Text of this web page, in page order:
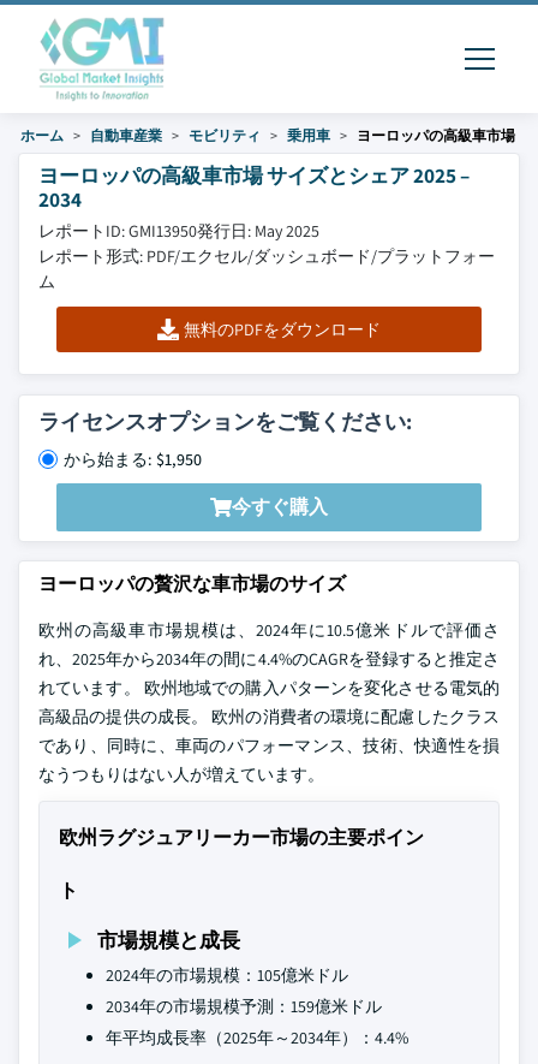
ホーム 自動車産業 モビリティ 乗用車 ヨーロッパの高級車市場
ヨーロッパの高級車市場 サイズとシェア 2025 –
2034
レポートID: GMI13950発行日: May 2025
レポート形式: PDF/エクセル/ダッシュボード/プラットフォー
ム
無料のPDFをダウンロード
ライセンスオプションをご覧ください:
から始まる: $1,950
今すぐ購入
ヨーロッパの贅沢な車市場のサイズ
欧州の高級車市場規模は、2024年に10.5億米ドルで評価さ
れ、2025年から2034年の間に4.4%のCAGRを登録すると推定さ
れています。 欧州地域での購入パターンを変化させる電気的
高級品の提供の成長。 欧州の消費者の環境に配慮したクラス
であり、同時に、車両のパフォーマンス、技術、快適性を損
なうつもりはない人が増えています。
欧州ラグジュアリーカー市場の主要ポイン
ト
市場規模と成長
2024年の市場規模：105億米ドル
2034年の市場規模予測：159億米ドル
年平均成長率（2025年～2034年）：4.4%